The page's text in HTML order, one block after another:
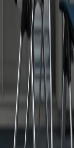
на
5,94 €
20,00 € мин
22,33 €
50,00 € мин